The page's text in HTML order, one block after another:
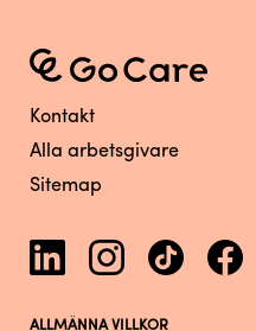
Kontakt
Alla arbetsgivare
Sitemap
ALLMÄNNA VILLKOR